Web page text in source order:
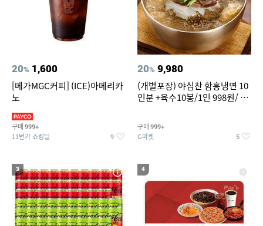
20% 1,600
[메가MGC커피] (ICE)아메리카
노
구매 999+
11번가 쇼킹딜 9
20% 9,980
(개별포장) 야심찬 함흥냉면 10
인분 +육수10봉/1인 998원/ 머
구매 999+
G마켓 5
3 4